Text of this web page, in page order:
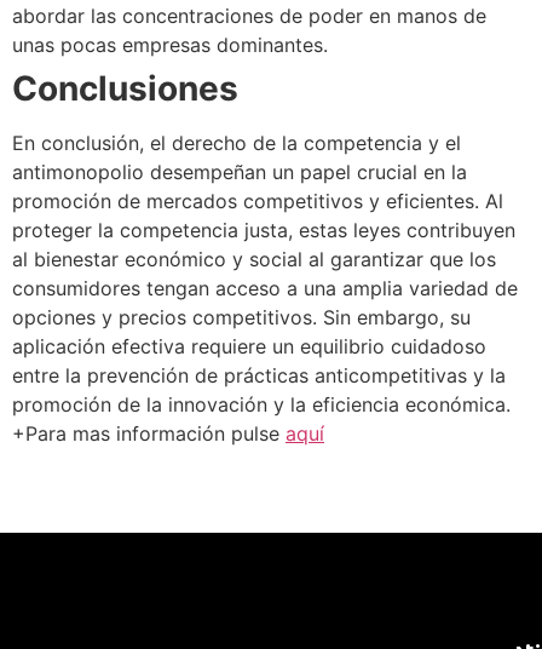
abordar las concentraciones de poder en manos de
unas pocas empresas dominantes.
Conclusiones
En conclusión, el derecho de la competencia y el
antimonopolio desempeñan un papel crucial en la
promoción de mercados competitivos y eficientes. Al
proteger la competencia justa, estas leyes contribuyen
al bienestar económico y social al garantizar que los
consumidores tengan acceso a una amplia variedad de
opciones y precios competitivos. Sin embargo, su
aplicación efectiva requiere un equilibrio cuidadoso
entre la prevención de prácticas anticompetitivas y la
promoción de la innovación y la eficiencia económica.
+Para mas información pulse aquí